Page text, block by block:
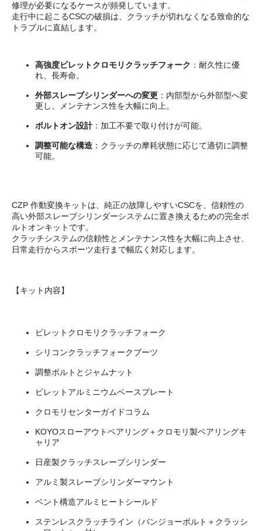
修理が必要になるケースが頻発しています。
走行中に起こるCSCの破損は、クラッチが切れなくなる致命的な
トラブルに直結します。
高強度ビレットクロモリクラッチフォーク ：耐久性に優
れ、長寿命。
外部スレーブシリンダーへの変更 ：内部型から外部型へ変
更し、メンテナンス性を大幅に向上。
ボルトオン設計：加工不要で取り付けが可能。
調整可能な構造 ：クラッチの摩耗状態に応じて適切に調整
可能。
CZP 作動変換キットは、純正の故障しやすいCSCを、信頼性の
高い外部スレーブシリンダーシステムに置き換えるための完全ボ
ルトオンキットです。
クラッチシステムの信頼性とメンテナンス性を大幅に向上させ、
日常走行からスポーツ走行まで幅広く対応します。
【キット内容】
ビレットクロモリクラッチフォーク
シリコンクラッチフォークブーツ
調整ボルトとジャムナット
ビレットアルミニウムベースプレート
クロモリセンターガイドコラム
KOYOスローアウトベアリング＋クロモリ製ベアリングキ
ャリア
日産製クラッチスレーブシリンダー
アルミ製スレーブシリンダーマウント
ベント構造アルミヒートシールド
ステンレスクラッチライン（バンジョーボルト＋クラッシ